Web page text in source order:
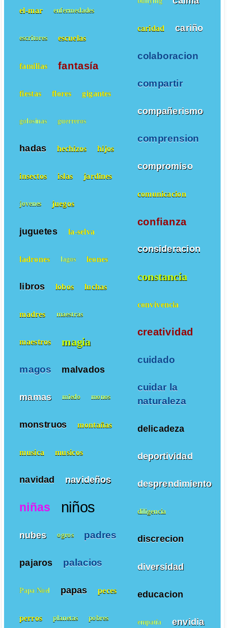
caridad cariño
colaboracion
compartir
compañerismo
comprension
compromiso
comunicacion
confianza
consideracion
constancia
convivencia
creatividad
cuidado
cuidar la
naturaleza
delicadeza
deportividad
desprendimiento
diligencia
discrecion
diversidad
educacion
empatía envidia
el-mar enfermedades
escritores escuelas
familias fantasía
fiestas flores gigantes
golosinas guerreros
hadas hechizos hijos
insectos islas jardines
jovenes juegos
juguetes la-selva
ladrones lagos leones
libros lobos luchas
madres maestras
maestros magia
magos malvados
mamas miedo monos
monstruos montañas
musica musicos
navidad navideños
niñas niños
nubes ogros padres
pajaros palacios
Papa Noel papas peces
perros planetas pobres